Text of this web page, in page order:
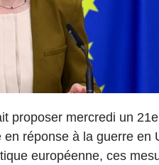
proposer mercredi un
réponse à la guerre en
européenne, ces